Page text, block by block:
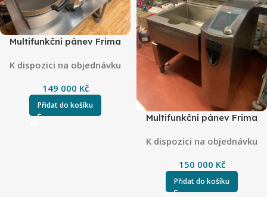
Multifunkční pánev Frima
K dispozici na objednávku
149 000 Kč
Přidat do košíku
Multifunkční pánev Frima
K dispozici na objednávku
150 000 Kč
Přidat do košíku